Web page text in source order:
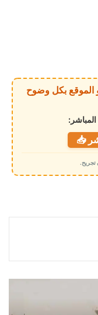
أو الموقع بكل وضوح
📥
تجريح.